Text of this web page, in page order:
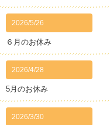
2026/5/26
６月のお休み
2026/4/28
5月のお休み
2026/3/30